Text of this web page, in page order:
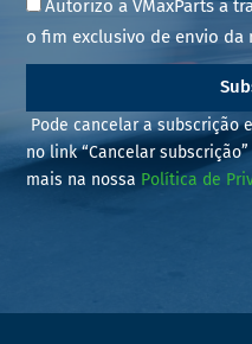
Autorizo a VMaxParts a
o fim exclusivo de envio da
Pode cancelar a subscrição
no link “Cancelar
mais na nossa Política de